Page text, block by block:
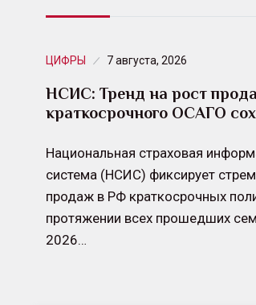
ЦИФРЫ 7 августа, 2026
НСИС: Тренд на рост
краткосрочного ОСАГО
Национальная страховая
система (НСИС) фиксирует
продаж в РФ краткосрочных
протяжении всех прошедших
2026…